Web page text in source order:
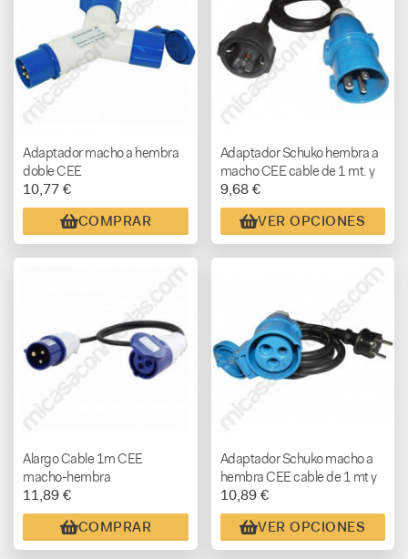
Adaptador macho a hembra
doble CEE
10,77 €
COMPRAR
Adaptador Schuko hembra a
macho CEE cable de 1 mt. y
1.5 mt
9,68 €
VER OPCIONES
Alargo Cable 1m CEE
macho-hembra
11,89 €
COMPRAR
Adaptador Schuko macho a
hembra CEE cable de 1 mt y
1,5 mts ( para camping sin
toma CEE )
10,89 €
VER OPCIONES